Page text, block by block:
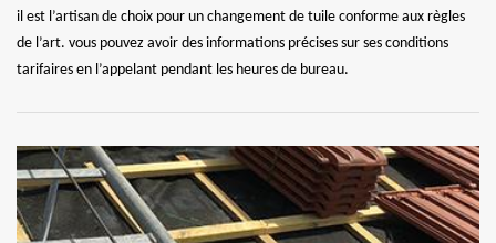
il est l’artisan de choix pour un changement de tuile conforme aux règles
de l’art. vous pouvez avoir des informations précises sur ses conditions
tarifaires en l’appelant pendant les heures de bureau.